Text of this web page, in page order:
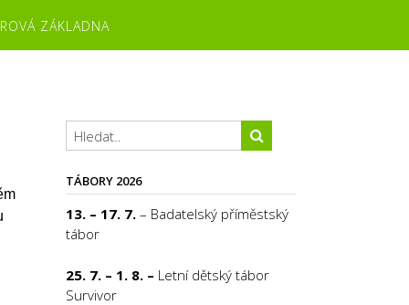
ZÁKLADNA
TÁBORY 2026
13. – 17. 7. – Badatelský příměstský
tábor
25. 7. – 1. 8. – Letní dětský tábor
Survivor